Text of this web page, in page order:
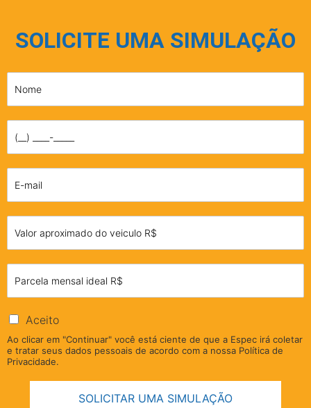
SOLICITE UMA SIMULAÇÃO
Aceito
Ao clicar em "Continuar" você está ciente de que a Espec irá coletar
e tratar seus dados pessoais de acordo com a nossa Política de
Privacidade.
SOLICITAR UMA SIMULAÇÃO